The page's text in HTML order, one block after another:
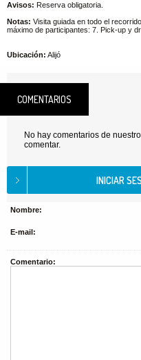
Avisos: Reserva obligatoria.
Notas: Visita guiada en todo el
máximo de participantes: 7. Pick-up y
Ubicación: Alijó
COMENTARIOS
No hay comentarios de
comentar.
Nombre:
E-mail:
Comentario: